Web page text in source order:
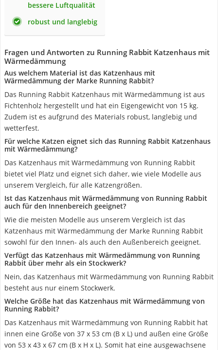
bessere Luftqualität
robust und langlebig
Fragen und Antworten zu Running Rabbit Katzenhaus mit
Wärmedämmung
Aus welchem Material ist das Katzenhaus mit
Wärmedämmung der Marke Running Rabbit?
Das Running Rabbit Katzenhaus mit Wärmedämmung ist aus
Fichtenholz hergestellt und hat ein Eigengewicht von 15 kg.
Zudem ist es aufgrund des Materials robust, langlebig und
wetterfest.
Für welche Katzen eignet sich das Running Rabbit Katzenhaus
mit Wärmedämmung?
Das Katzenhaus mit Wärmedämmung von Running Rabbit
bietet viel Platz und eignet sich daher, wie viele Modelle aus
unserem Vergleich, für alle Katzengrößen.
Ist das Katzenhaus mit Wärmedämmung von Running Rabbit
auch für den Innenbereich geeignet?
Wie die meisten Modelle aus unserem Vergleich ist das
Katzenhaus mit Wärmedämmung der Marke Running Rabbit
sowohl für den Innen- als auch den Außenbereich geeignet.
Verfügt das Katzenhaus mit Wärmedämmung von Running
Rabbit über mehr als ein Stockwerk?
Nein, das Katzenhaus mit Wärmedämmung von Running Rabbit
besteht aus nur einem Stockwerk.
Welche Größe hat das Katzenhaus mit Wärmedämmung von
Running Rabbit?
Das Katzenhaus mit Wärmedämmung von Running Rabbit hat
innen eine Größe von 37 x 53 cm (B x L) und außen eine Größe
von 53 x 43 x 67 cm (B x H x L). Somit hat eine ausgewachsene